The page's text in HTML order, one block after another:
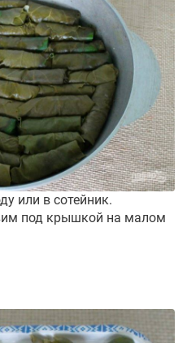
или в сотейник.
под крышкой на малом